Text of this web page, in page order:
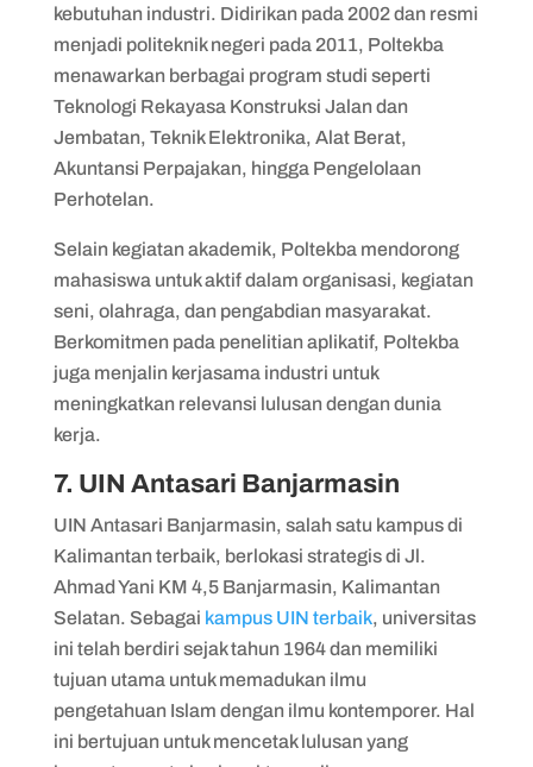
kebutuhan industri. Didirikan pada 2002 dan resmi
menjadi politeknik negeri pada 2011, Poltekba
menawarkan berbagai program studi seperti
Teknologi Rekayasa Konstruksi Jalan dan
Jembatan, Teknik Elektronika, Alat Berat,
Akuntansi Perpajakan, hingga Pengelolaan
Perhotelan.
Selain kegiatan akademik, Poltekba mendorong
mahasiswa untuk aktif dalam organisasi, kegiatan
seni, olahraga, dan pengabdian masyarakat.
Berkomitmen pada penelitian aplikatif, Poltekba
juga menjalin kerjasama industri untuk
meningkatkan relevansi lulusan dengan dunia
kerja.
7. UIN Antasari Banjarmasin
UIN Antasari Banjarmasin, salah satu kampus di
Kalimantan terbaik, berlokasi strategis di Jl.
Ahmad Yani KM 4,5 Banjarmasin, Kalimantan
Selatan. Sebagai kampus UIN terbaik, universitas
ini telah berdiri sejak tahun 1964 dan memiliki
tujuan utama untuk memadukan ilmu
pengetahuan Islam dengan ilmu kontemporer. Hal
ini bertujuan untuk mencetak lulusan yang